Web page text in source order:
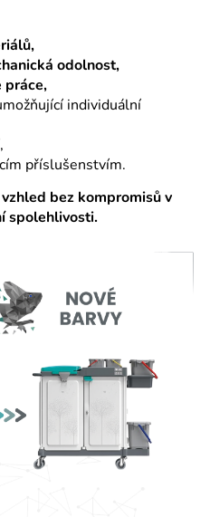
odolnost,
práce,
individuální
příslušenstvím.
bez kompromisů v
spolehlivosti.